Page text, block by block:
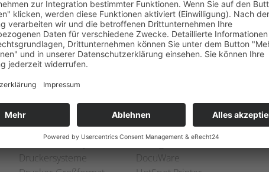
Navigation
Produkte
Angebote
Multifunktionssysteme
Druckersysteme
Services & Lösungen
1=1 Pay Per Page
Managed Document Services
DocuWare